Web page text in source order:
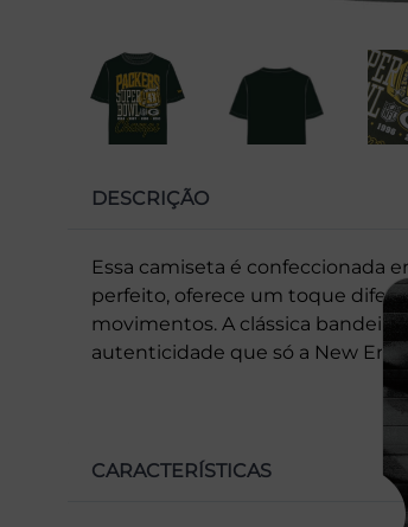
DESCRIÇÃO
Essa camiseta é confeccionada
perfeito, oferece um toque
movimentos. A clássica bandeira
autenticidade que só a New Era®
CARACTERÍSTICAS